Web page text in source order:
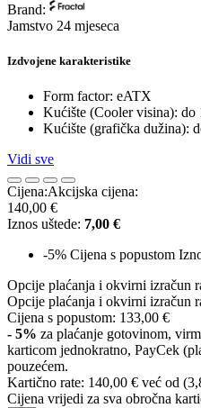
Brand:
Jamstvo 24 mjeseca
Izdvojene karakteristike
Form factor: eATX
Kućište (Cooler visina): do
Kućište (grafička dužina):
Vidi sve
Cijena:Akcijska cijena:
140,00 €
Iznos uštede: 7,00 €
-5% Cijena s popustom
Opcije plaćanja i okvirni izračun
Opcije plaćanja i okvirni izračun
Cijena s popustom: 133,00 €
- 5% za plaćanje gotovinom,
karticom jednokratno, PayCek
pouzećem.
Kartično rate: 140,00 € već od
Cijena vrijedi za sva obročna